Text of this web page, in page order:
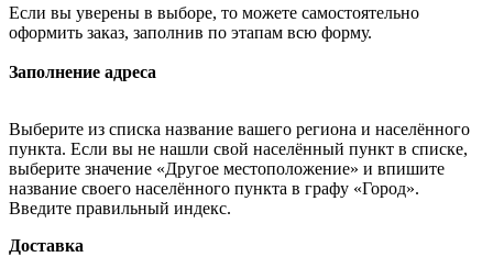
Если вы уверены в выборе, то можете самостоятельно
оформить заказ, заполнив по этапам всю форму.
Заполнение адреса
Выберите из списка название вашего региона и населённого
пункта. Если вы не нашли свой населённый пункт в списке,
выберите значение «Другое местоположение» и впишите
название своего населённого пункта в графу «Город».
Введите правильный индекс.
Доставка